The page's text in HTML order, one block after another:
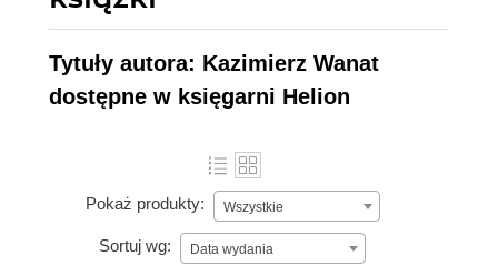
Tytuły autora: Kazimierz Wanat
dostępne w księgarni Helion
Pokaż produkty: Wszystkie
Sortuj wg: Data wydania